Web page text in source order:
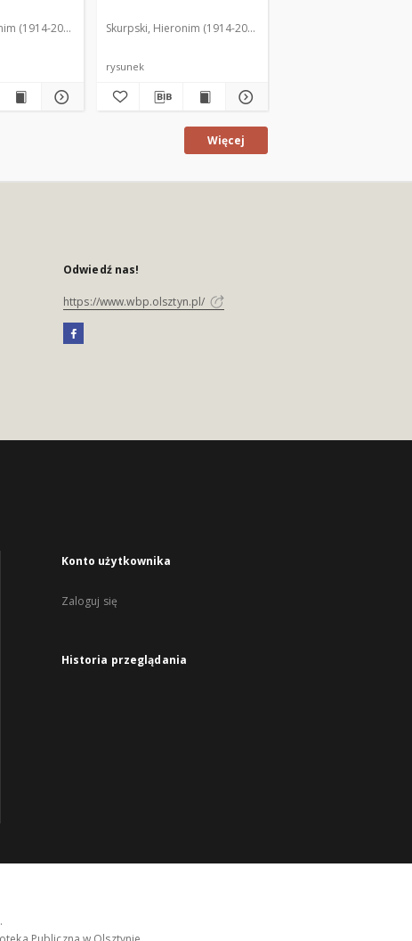
(1914-2006) Skurpski, Hieronim (1914-2006)
rysunek
Więcej
Odwiedź nas!
https://www.wbp.olsztyn.pl/
Konto użytkownika
Zaloguj się
Historia przeglądania